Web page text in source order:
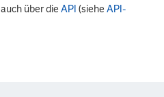
über dieAPI (sieheAPI-